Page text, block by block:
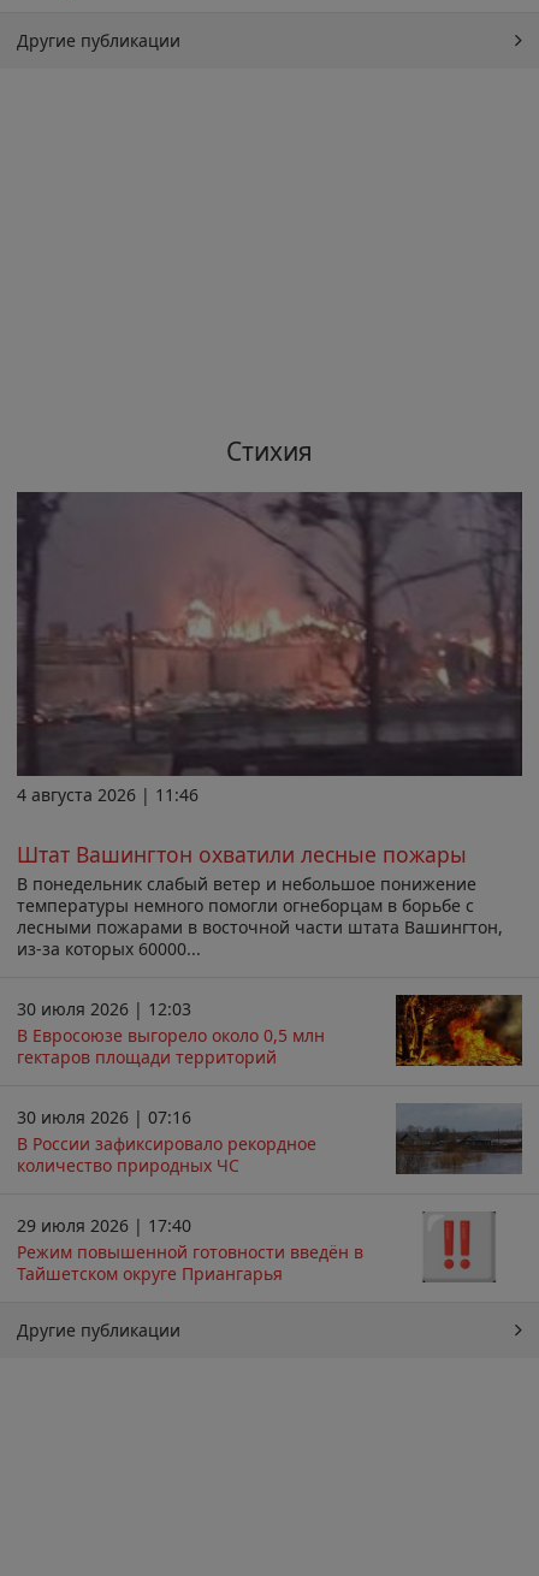
Другие публикации
Стихия
4 августа 2026 | 11:46
Штат Вашингтон охватили лесные пожары
В понедельник слабый ветер и небольшое понижение
температуры немного помогли огнеборцам в борьбе с
лесными пожарами в восточной части штата Вашингтон,
из-за которых 60000...
30 июля 2026 | 12:03
В Евросоюзе выгорело около 0,5 млн
гектаров площади территорий
30 июля 2026 | 07:16
В России зафиксировало рекордное
количество природных ЧС
29 июля 2026 | 17:40
Режим повышенной готовности введён в
Тайшетском округе Приангарья
Другие публикации